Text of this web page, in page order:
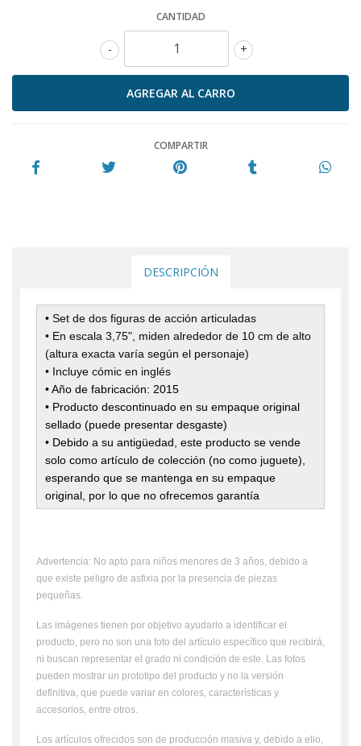
CANTIDAD
+
-
COMPARTIR
DESCRIPCIÓN
• Set de dos figuras de acción articuladas
• En escala 3,75", miden alrededor de 10 cm de alto
(altura exacta varía según el personaje)
• Incluye cómic en inglés
• Año de fabricación: 2015
• Producto descontinuado en su empaque original
sellado (puede presentar desgaste)
• Debido a su antigüedad, este producto se vende
solo como artículo de colección (no como juguete),
esperando que se mantenga en su empaque
original, por lo que no ofrecemos garantía
Advertencia: No apto para niños menores de 3 años, debido a
que existe peligro de asfixia por la presencia de piezas
pequeñas.
Las imágenes tienen por objetivo ayudarlo a identificar el
producto, pero no son una foto del artículo específico que recibirá,
ni buscan representar el grado ni condición de este. Las fotos
pueden mostrar un prototipo del producto y no la versión
definitiva, que puede variar en colores, características y
accesorios, entre otros.
Los artículos ofrecidos son de producción masiva y, debido a ello,